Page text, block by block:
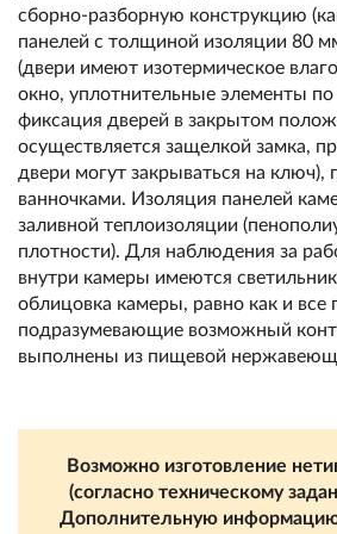
сборно-разборную конструкцию
панелей с толщиной изоляции 80
(двери имеют изотермическое
окно, уплотнительные элементы по
фиксация дверей в закрытом
осуществляется защелкой замка,
двери могут закрываться на ключ),
ванночками. Изоляция панелей
заливной теплоизоляции
плотности). Для наблюдения за
внутри камеры имеются
облицовка камеры, равно как и все
подразумевающие возможный
выполнены из пищевой
Возможно изготовление
(согласно техническому
Дополнительную